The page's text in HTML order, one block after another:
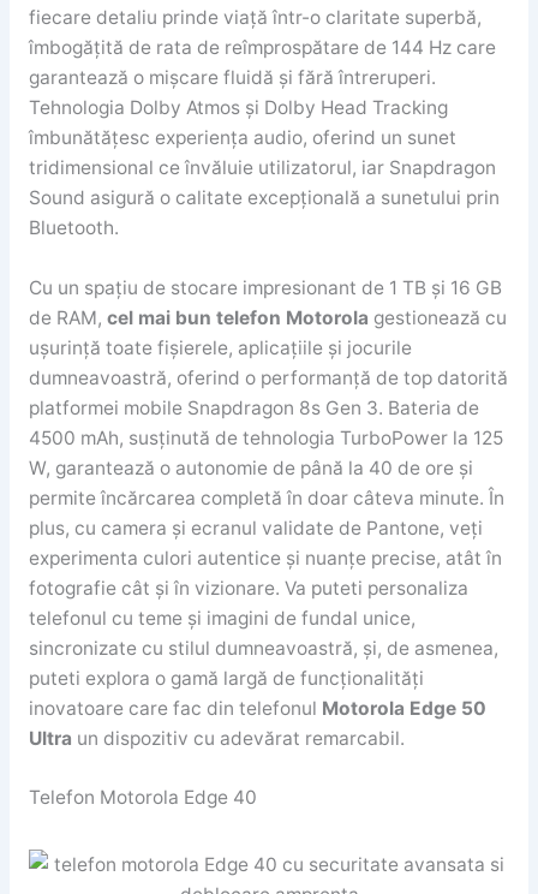
fiecare detaliu prinde viață într-o claritate superbă,
îmbogățită de rata de reîmprospătare de 144 Hz care
garantează o mișcare fluidă și fără întreruperi.
Tehnologia Dolby Atmos și Dolby Head Tracking
îmbunătățesc experiența audio, oferind un sunet
tridimensional ce învăluie utilizatorul, iar Snapdragon
Sound asigură o calitate excepțională a sunetului prin
Bluetooth.
Cu un spațiu de stocare impresionant de 1 TB și 16 GB
de RAM, cel mai bun telefon Motorola gestionează cu
ușurință toate fișierele, aplicațiile și jocurile
dumneavoastră, oferind o performanță de top datorită
platformei mobile Snapdragon 8s Gen 3. Bateria de
4500 mAh, susținută de tehnologia TurboPower la 125
W, garantează o autonomie de până la 40 de ore și
permite încărcarea completă în doar câteva minute. În
plus, cu camera și ecranul validate de Pantone, veți
experimenta culori autentice și nuanțe precise, atât în
fotografie cât și în vizionare. Va puteti personaliza
telefonul cu teme și imagini de fundal unice,
sincronizate cu stilul dumneavoastră, și, de asmenea,
puteti explora o gamă largă de funcționalități
inovatoare care fac din telefonul Motorola Edge 50
Ultra un dispozitiv cu adevărat remarcabil.
Telefon Motorola Edge 40